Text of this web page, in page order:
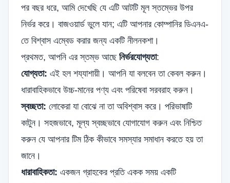
পর বছর ধরে, আমি দেখেছি যে এটি আটটি মূল স্তম্ভের উপর
নির্ভর করে। বাজওয়ার্ড ভুলে যান; এটি আপনার কোম্পানির ডিএনএ-
তে বিশ্বাস এম্বেড করার জন্য একটি নীলনকশা।
প্রথমত, আপনি এর স্তম্ভ আছে নির্ভরযোগ্যতা:
যোগ্যতা: এই হল শয্যাশায়ী। আপনি যা বলবেন তা কেবল করুন।
ধারাবাহিকভাবে উচ্চ-মানের পণ্য এবং পরিষেবা সরবরাহ করুন।
স্বচ্ছতা: লোকেরা যা বোঝে না তা অবিশ্বাস করে। পরিভাষাটি
কাটুন। সহজভাবে, মূল্য স্বচ্ছভাবে যোগাযোগ করুন এবং নিশ্চিত
করুন যে আপনার টিম ঠিক কীভাবে সমস্যার সমাধান করতে হয় তা
জানে।
ধারাবাহিকতা: একজন গ্রাহকের প্রতি একক সময় একটি